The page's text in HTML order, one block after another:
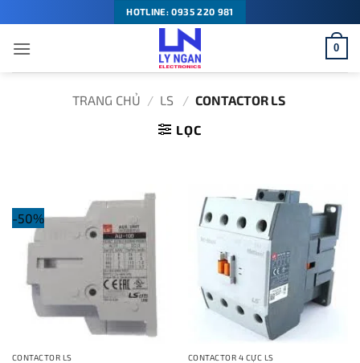
qua
nội
dung
HOTLINE: 0935 220 981
0
TRANG CHỦ / LS / CONTACTOR LS
LỌC
-50%
CONTACTOR LS CONTACTOR 4 CỰC LS